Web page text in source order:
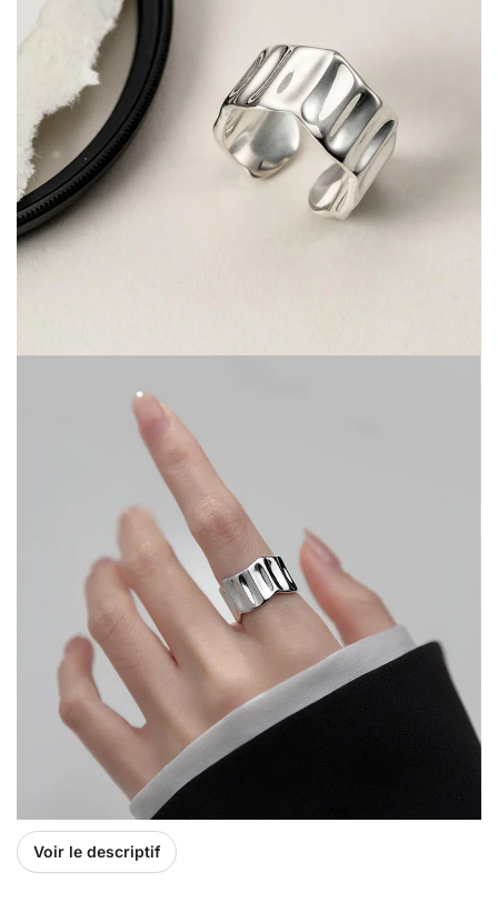
Voir le descriptif